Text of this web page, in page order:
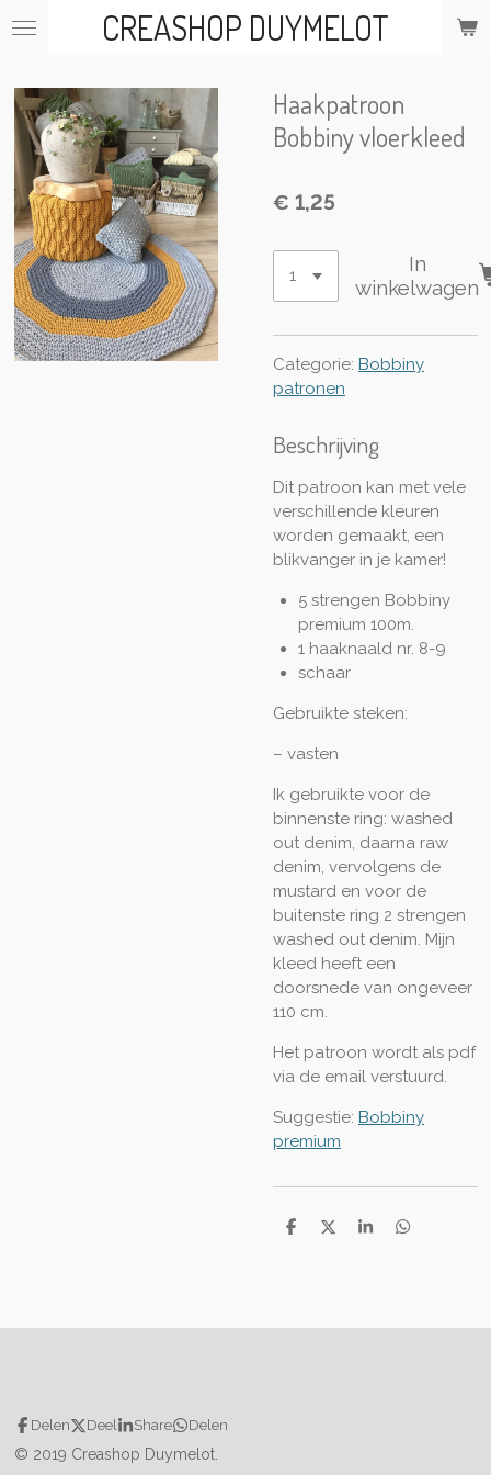
Ga
de
hoofdinhoud
CREASHOP DUYMELOT
Haakpatroon
Bobbiny vloerkleed
€ 1,25
In
winkelwagen
Categorie: Bobbiny
patronen
Beschrijving
Dit patroon kan met vele
verschillende kleuren
worden gemaakt, een
blikvanger in je kamer!
5 strengen Bobbiny
premium 100m.
1 haaknaald nr. 8-9
schaar
Gebruikte steken:
– vasten
Ik gebruikte voor de
binnenste ring: washed
out denim, daarna raw
denim, vervolgens de
mustard en voor de
buitenste ring 2 strengen
washed out denim. Mijn
kleed heeft een
doorsnede van ongeveer
110 cm.
Het patroon wordt als pdf
via de email verstuurd.
Suggestie: Bobbiny
premium
D
D
S
D
Delen Deel Share Delen
© 2019 Creashop Duymelot.